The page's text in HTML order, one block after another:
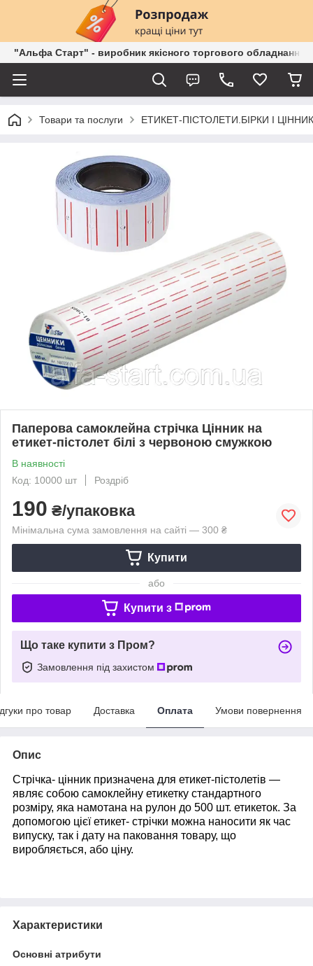
"Альфа Старт" - виробник якісного торгового обладнання
Товари та послуги ЕТИКЕТ-ПІСТОЛЕТИ.БІРКИ І
Паперова самоклейна стрічка Цінник на
етикет-пістолет білі з червоною смужкою
В наявності
Код: 10000 шт
Роздріб
190 ₴/упаковка
Мінімальна сума замовлення на сайті — 300 ₴
Купити
або
Купити з
Що таке купити з Пром?
Замовлення під захистом
про товар Доставка Оплата Умови повернення
Опис
Стрічка- цінник призначена для етикет-пістолетів —
являє собою самоклейну етикетку стандартного
розміру, яка намотана на рулон до 500 шт. етикеток. За
допомогою цієї етикет- стрічки можна наносити як час
випуску, так і дату на паковання товару, що
виробляється, або ціну.
Характеристики
Основні атрибути